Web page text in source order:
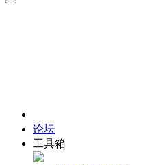
论坛
工具箱